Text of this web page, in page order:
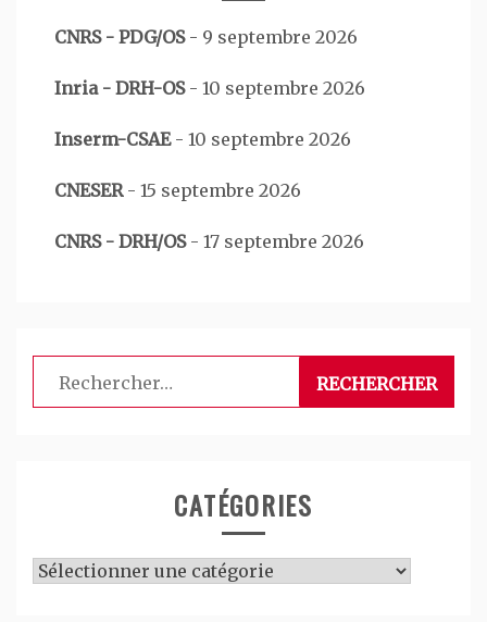
CNRS - PDG/OS- 9 septembre 2026
Inria - DRH-OS- 10 septembre 2026
Inserm-CSAE- 10 septembre 2026
CNESER- 15 septembre 2026
CNRS - DRH/OS- 17 septembre 2026
Rechercher :
CATÉGORIES
Catégories